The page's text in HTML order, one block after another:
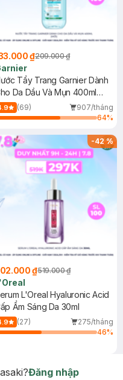
₫209.000 ₫
Tẩy Trang Garnier Dành
Da Dầu Và Mụn 400ml
(69)
907/tháng
64%
-42%
₫519.000 ₫
L'Oreal Hyaluronic Acid
Ẩm Sáng Da 30ml
(27)
275/tháng
46%
Đăng nhập